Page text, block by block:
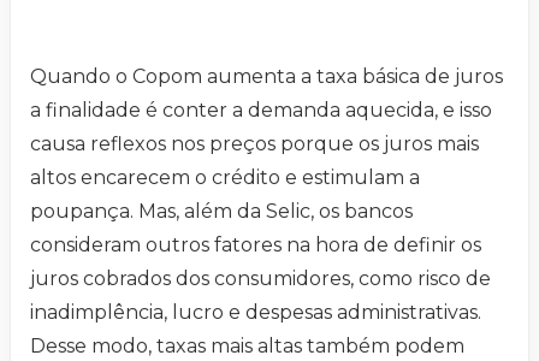
Quando o Copom aumenta a taxa básica de juros
a finalidade é conter a demanda aquecida, e isso
causa reflexos nos preços porque os juros mais
altos encarecem o crédito e estimulam a
poupança. Mas, além da Selic, os bancos
consideram outros fatores na hora de definir os
juros cobrados dos consumidores, como risco de
inadimplência, lucro e despesas administrativas.
Desse modo, taxas mais altas também podem